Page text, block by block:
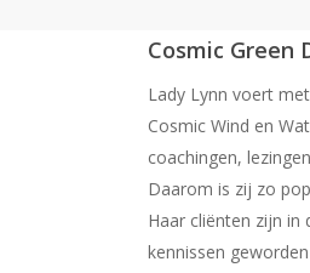
Cosmic Green
Lady Lynn voert
Cosmic Wind en
coachingen,
Daarom is zij zo
Haar cliënten zijn in
kennissen